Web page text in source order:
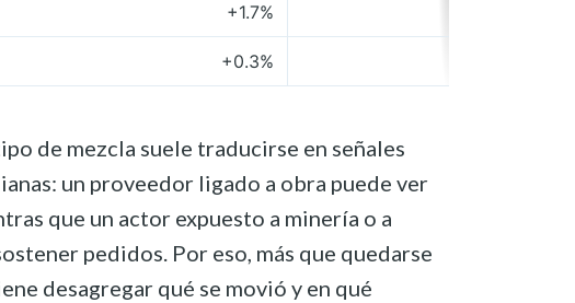
+1.7%
+0.3%
de mezcla suele traducirse en señales
un proveedor ligado a obra puede ver
que un actor expuesto a minería o a
pedidos. Por eso, más que quedarse
desagregar qué se movió y en qué